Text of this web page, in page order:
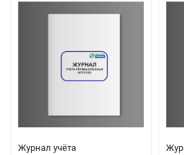
Журнал учёта